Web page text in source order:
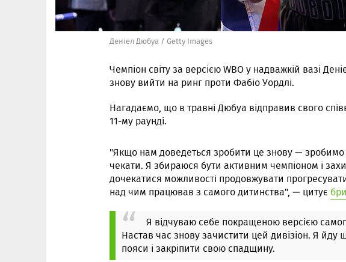
Деніел Дюбуа / Getty Images
Чемпіон світу за версією WBO у надважкій вазі
знову вийти на ринг проти Фабіо Уордлі.
Нагадаємо, що в травні Дюбуа відправив свого
11-му раунді.
"Якщо нам доведеться зробити це знову — зробимо
чекати. Я збираюся бути активним чемпіоном і
дочекатися можливості продовжувати
над чим працював з самого дитинства", — цитує
Я відчуваю себе покращеною версією
Настав час знову зачистити цей дивізіон. Я йду
пояси і закріпити свою спадщину.